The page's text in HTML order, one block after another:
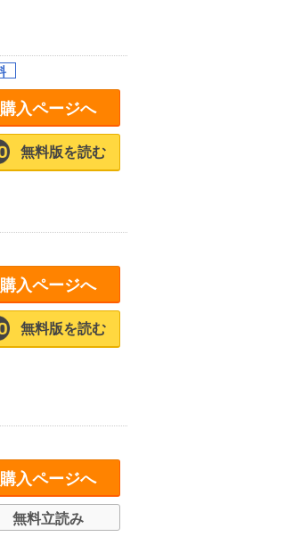
購入ページへ
無料版を読む
購入ページへ
無料版を読む
購入ページへ
無料立読み